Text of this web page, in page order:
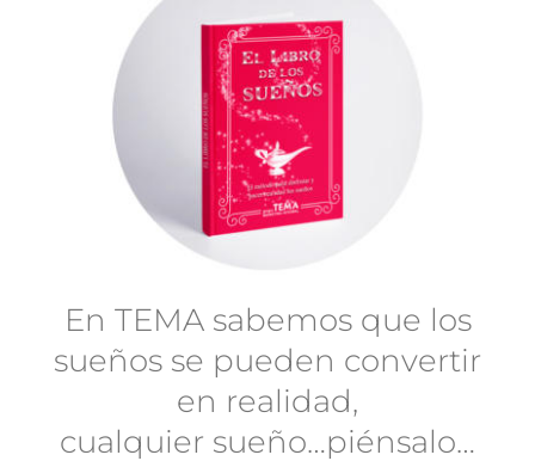
En TEMA sabemos que los
sueños se pueden convertir
en realidad,
cualquier sueño…piénsalo…